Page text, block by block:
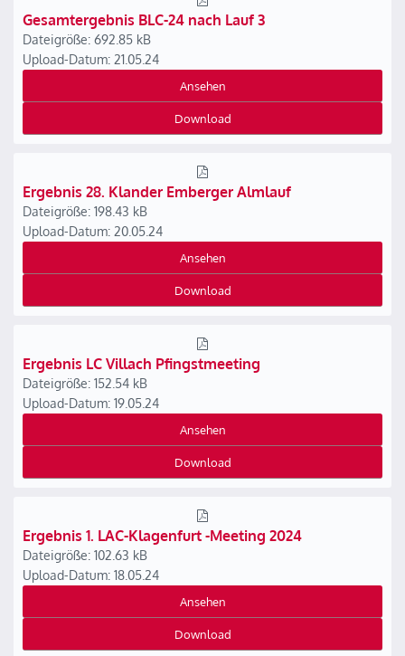
Gesamtergebnis BLC-24 nach Lauf 3
Dateigröße: 692.85 kB
Upload-Datum: 21.05.24
Ansehen
Download
Ergebnis 28. Klander Emberger Almlauf
Dateigröße: 198.43 kB
Upload-Datum: 20.05.24
Ansehen
Download
Ergebnis LC Villach Pfingstmeeting
Dateigröße: 152.54 kB
Upload-Datum: 19.05.24
Ansehen
Download
Ergebnis 1. LAC-Klagenfurt -Meeting 2024
Dateigröße: 102.63 kB
Upload-Datum: 18.05.24
Ansehen
Download